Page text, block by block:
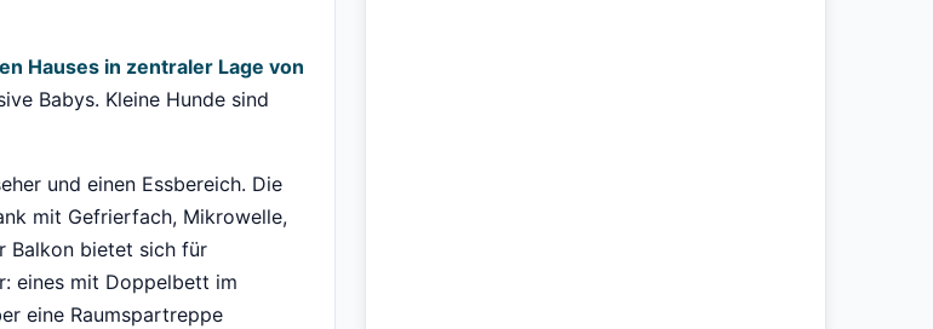
Hauses in zentraler Lage von
Babys. Kleine Hunde sind
und einen Essbereich. Die
mit Gefrierfach, Mikrowelle,
Balkon bietet sich für
eines mit Doppelbett im
eine Raumspartreppe